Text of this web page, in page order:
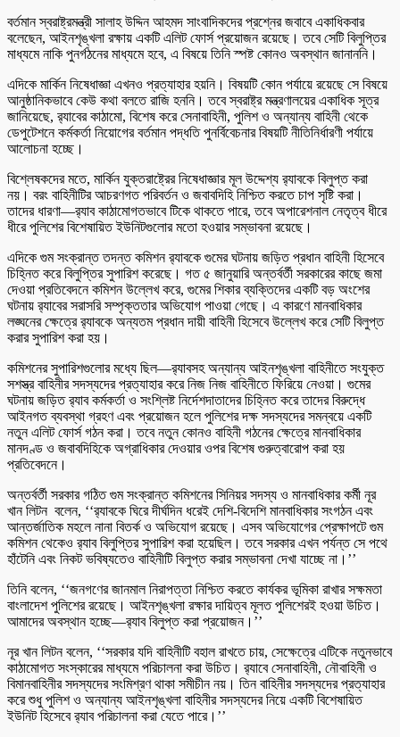
বর্তমান স্বরাষ্ট্রমন্ত্রী সালাহ উদ্দিন আহমদ সাংবাদিকদের প্রশ্নের জবাবে একাধিকবার
বলেছেন, আইনশৃঙ্খলা রক্ষায় একটি এলিট ফোর্স প্রয়োজন রয়েছে। তবে সেটি বিলুপ্তির
মাধ্যমে নাকি পুনর্গঠনের মাধ্যমে হবে, এ বিষয়ে তিনি স্পষ্ট কোনও অবস্থান জানাননি।
এদিকে মার্কিন নিষেধাজ্ঞা এখনও প্রত্যাহার হয়নি। বিষয়টি কোন পর্যায়ে রয়েছে সে বিষয়ে
আনুষ্ঠানিকভাবে কেউ কথা বলতে রাজি হননি। তবে স্বরাষ্ট্র মন্ত্রণালয়ের একাধিক সূত্র
জানিয়েছে, র‍্যাবের কাঠামো, বিশেষ করে সেনাবাহিনী, পুলিশ ও অন্যান্য বাহিনী থেকে
ডেপুটেশনে কর্মকর্তা নিয়োগের বর্তমান পদ্ধতি পুনর্বিবেচনার বিষয়টি নীতিনির্ধারণী পর্যায়ে
আলোচনা হচ্ছে।
বিশ্লেষকদের মতে, মার্কিন যুক্তরাষ্ট্রের নিষেধাজ্ঞার মূল উদ্দেশ্য র‍্যাবকে বিলুপ্ত করা
নয়। বরং বাহিনীটির আচরণগত পরিবর্তন ও জবাবদিহি নিশ্চিত করতে চাপ সৃষ্টি করা।
তাদের ধারণা—র‍্যাব কাঠামোগতভাবে টিকে থাকতে পারে, তবে অপারেশনাল নেতৃত্ব ধীরে
ধীরে পুলিশের বিশেষায়িত ইউনিটগুলোর মতো হওয়ার সম্ভাবনা রয়েছে।
এদিকে গুম সংক্রান্ত তদন্ত কমিশন র‍্যাবকে গুমের ঘটনায় জড়িত প্রধান বাহিনী হিসেবে
চিহ্নিত করে বিলুপ্তির সুপারিশ করেছে। গত ৫ জানুয়ারি অন্তর্বর্তী সরকারের কাছে জমা
দেওয়া প্রতিবেদনে কমিশন উল্লেখ করে, গুমের শিকার ব্যক্তিদের একটি বড় অংশের
ঘটনায় র‍্যাবের সরাসরি সম্পৃক্ততার অভিযোগ পাওয়া গেছে। এ কারণে মানবাধিকার
লঙ্ঘনের ক্ষেত্রে র‍্যাবকে অন্যতম প্রধান দায়ী বাহিনী হিসেবে উল্লেখ করে সেটি বিলুপ্ত
করার সুপারিশ করা হয়।
কমিশনের সুপারিশগুলোর মধ্যে ছিল—র‍্যাবসহ অন্যান্য আইনশৃঙ্খলা বাহিনীতে সংযুক্ত
সশস্ত্র বাহিনীর সদস্যদের প্রত্যাহার করে নিজ নিজ বাহিনীতে ফিরিয়ে নেওয়া। গুমের
ঘটনায় জড়িত র‍্যাব কর্মকর্তা ও সংশ্লিষ্ট নির্দেশদাতাদের চিহ্নিত করে তাদের বিরুদ্ধে
আইনগত ব্যবস্থা গ্রহণ এবং প্রয়োজন হলে পুলিশের দক্ষ সদস্যদের সমন্বয়ে একটি
নতুন এলিট ফোর্স গঠন করা। তবে নতুন কোনও বাহিনী গঠনের ক্ষেত্রে মানবাধিকার
মানদণ্ড ও জবাবদিহিকে অগ্রাধিকার দেওয়ার ওপর বিশেষ গুরুত্বারোপ করা হয়
প্রতিবেদনে।
অন্তর্বর্তী সরকার গঠিত গুম সংক্রান্ত কমিশনের সিনিয়র সদস্য ও মানবাধিকার কর্মী নূর
খান লিটন বলেন, ‘‘র‍্যাবকে ঘিরে দীর্ঘদিন ধরেই দেশি-বিদেশি মানবাধিকার সংগঠন এবং
আন্তর্জাতিক মহলে নানা বিতর্ক ও অভিযোগ রয়েছে। এসব অভিযোগের প্রেক্ষাপটে গুম
কমিশন থেকেও র‍্যাব বিলুপ্তির সুপারিশ করা হয়েছিল। তবে সরকার এখন পর্যন্ত সে পথে
হাঁটেনি এবং নিকট ভবিষ্যতেও বাহিনীটি বিলুপ্ত করার সম্ভাবনা দেখা যাচ্ছে না।’’
তিনি বলেন, ‘‘জনগণের জানমাল নিরাপত্তা নিশ্চিত করতে কার্যকর ভূমিকা রাখার সক্ষমতা
বাংলাদেশ পুলিশের রয়েছে। আইনশৃঙ্খলা রক্ষার দায়িত্ব মূলত পুলিশেরই হওয়া উচিত।
আমাদের অবস্থান হচ্ছে—র‍্যাব বিলুপ্ত করা প্রয়োজন।’’
নূর খান লিটন বলেন, ‘‘সরকার যদি বাহিনীটি বহাল রাখতে চায়, সেক্ষেত্রে এটিকে নতুনভাবে
কাঠামোগত সংস্কারের মাধ্যমে পরিচালনা করা উচিত। র‍্যাবে সেনাবাহিনী, নৌবাহিনী ও
বিমানবাহিনীর সদস্যদের সংমিশ্রণ থাকা সমীচীন নয়। তিন বাহিনীর সদস্যদের প্রত্যাহার
করে শুধু পুলিশ ও অন্যান্য আইনশৃঙ্খলা বাহিনীর সদস্যদের নিয়ে একটি বিশেষায়িত
ইউনিট হিসেবে র‍্যাব পরিচালনা করা যেতে পারে।’’